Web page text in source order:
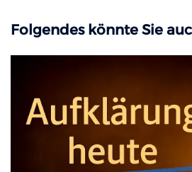
Folgendes könnte Sie